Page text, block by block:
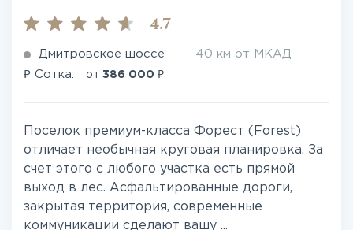
4.7
Дмитровское шоссе 40 км от МКАД
₽ Сотка: от 386 000 ₽
Поселок премиум-класса Форест (Forest)
отличает необычная круговая планировка. За
счет этого с любого участка есть прямой
выход в лес. Асфальтированные дороги,
закрытая территория, современные
коммуникации сделают вашу ...